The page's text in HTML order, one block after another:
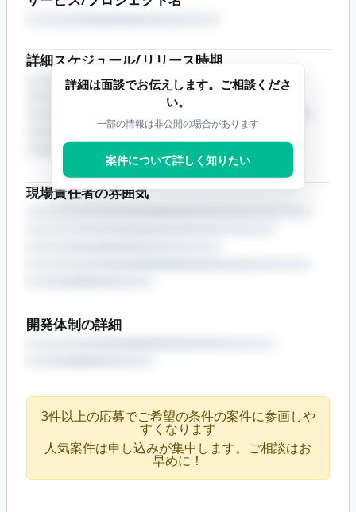
詳細スケジュール/リリース時期
現場責任者の雰囲気
開発体制の詳細
詳細は面談でお伝えします。ご相談くださ
い。
一部の情報は非公開の場合があります
案件について詳しく知りたい
3件以上の応募でご希望の条件の案件に参画しや
すくなります
人気案件は申し込みが集中します。ご相談はお
早めに！